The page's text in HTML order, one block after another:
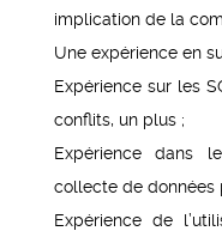
implication de la
Une expérience en
Expérience sur les
conflits, un plus ;
Expérience dans
collecte de données
Expérience de